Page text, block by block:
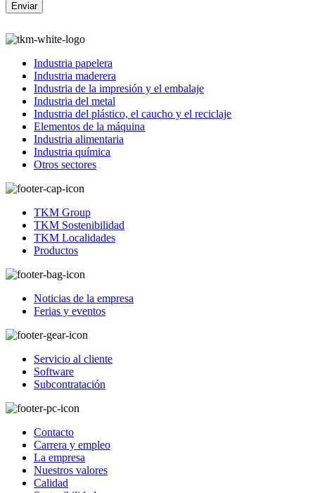
Industria papelera
Industria maderera
Industria de la impresión y el embalaje
Industria del metal
Industria del plástico, el caucho y el reciclaje
Elementos de la máquina
Industria alimentaria
Industria química
Otros sectores
TKM Group
TKM Sostenibilidad
TKM Localidades
Productos
Noticias de la empresa
Ferias y eventos
Servicio al cliente
Software
Subcontratación
Contacto
Carrera y empleo
La empresa
Nuestros valores
Calidad